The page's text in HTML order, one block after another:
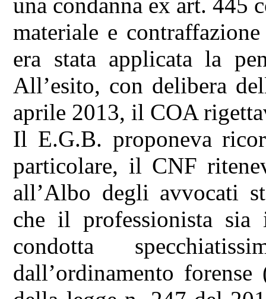
materiale e
era stata applicata la
All’esito, con delibera
aprile 2013, il COA
Il E.G.B. proponeva
particolare, il CNF
all’Albo degli avvocati
che il professionista sia
condotta
dall’ordinamento